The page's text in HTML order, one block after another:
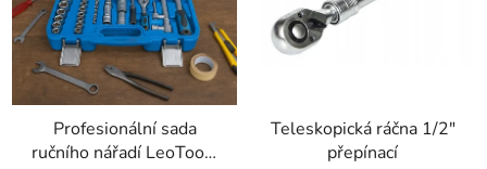
Profesionální sada
ručního nářadí LeoTools
Teleskopická ráčna 1/2"
přepínací